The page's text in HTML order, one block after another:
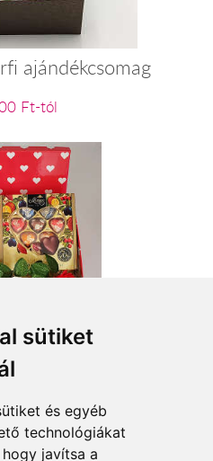
sütiket
és egyéb
technológiákat
javítsa a
ajándékcsomag
Ft-tól
van! !
Ft-tól